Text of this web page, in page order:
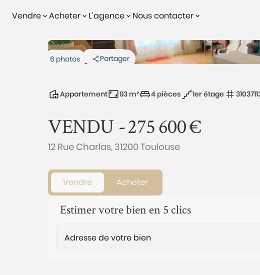
Vendre Acheter L'agence Nous contacter
Vendu Exclusivité
6 photos Partager
Appartement 93 m² 4 pièces 1er étage
VENDU -275 600€
12 Rue Charlas, 31200 Toulouse
Vendre Acheter
Estimer votre bien en 5 clics